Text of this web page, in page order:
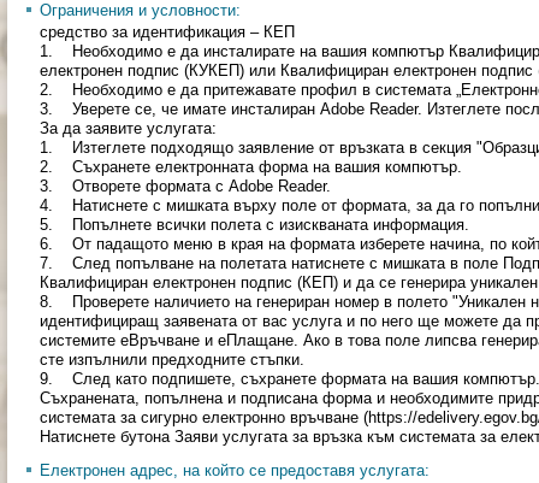
Ограничения и условности:
средство за идентификация – КЕП
1. Необходимо е да инсталирате на вашия компютър
електронен подпис (КУКЕП) или Квалифициран електронен
2. Необходимо е да притежавате профил в системата
3. Уверете се, че имате инсталиран Adobe Reader. Изтеглете
За да заявите услугата:
1. Изтеглете подходящо заявление от връзката в секция
2. Съхранете електронната форма на вашия компютър.
3. Отворете формата с Adobe Reader.
4. Натиснете с мишката върху поле от формата, за да го
5. Попълнете всички полета с изискваната информация.
6. От падащото меню в края на формата изберете начина, по
7. След попълване на полетата натиснете с мишката в поле
Квалифициран електронен подпис (КЕП) и да се генерира
8. Проверете наличието на генериран номер в полето "Уникален
идентифициращ заявената от вас услуга и по него ще можете да
системите еВръчване и еПлащане. Ако в това поле липсва
сте изпълнили предходните стъпки.
9. След като подпишете, съхранете формата на вашия компютър.
Съхранената, попълнена и подписана форма и необходимите
системата за сигурно електронно връчване (https://
Натиснете бутона Заяви услугата за връзка към системата за
Електронен адрес, на който се предоставя услугата: